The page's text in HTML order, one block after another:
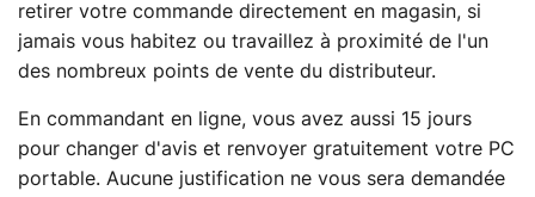
retirer votre commande directement en magasin, si
jamais vous habitez ou travaillez à proximité de l'un
des nombreux points de vente du distributeur.
En commandant en ligne, vous avez aussi 15 jours
pour changer d'avis et renvoyer gratuitement votre PC
portable. Aucune justification ne vous sera demandée